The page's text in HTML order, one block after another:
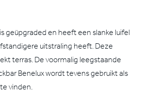
geüpgraded en heeft een slanke luifel
uitstraling heeft. Deze
terras. De voormalig leegstaande
Benelux wordt tevens gebruikt als
vinden.